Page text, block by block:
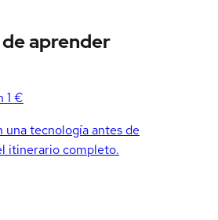
aprender
1 €
una tecnología antes de
itinerario completo.